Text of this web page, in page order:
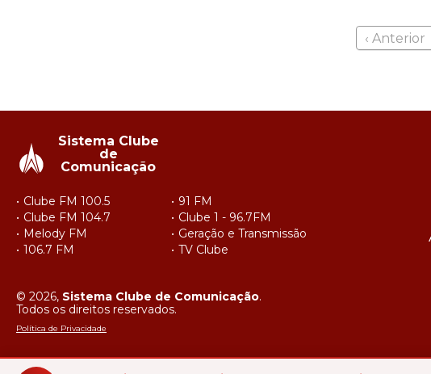
‹ Anterior
Sistema Clube
de
Comunicação
Clube FM 100.5
Clube FM 104.7
Melody FM
106.7 FM
91 FM
Clube 1 - 96.7FM
Geração e Transmissão
TV Clube
© 2026, Sistema Clube de Comunicação.
Todos os direitos reservados.
Política de Privacidade